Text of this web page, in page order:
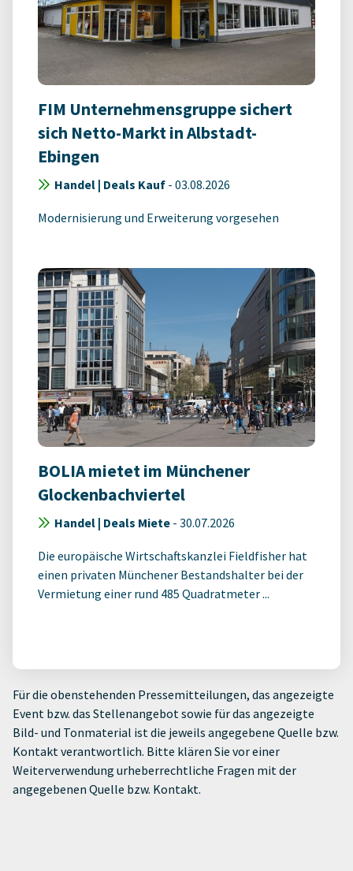
FIM Unternehmensgruppe sichert
sich Netto-Markt in Albstadt-
Ebingen
Handel | Deals Kauf - 03.08.2026
Modernisierung und Erweiterung vorgesehen
BOLIA mietet im Münchener
Glockenbachviertel
Handel | Deals Miete - 30.07.2026
Die europäische Wirtschaftskanzlei Fieldfisher hat
einen privaten Münchener Bestandshalter bei der
Vermietung einer rund 485 Quadratmeter ...
Für die obenstehenden Pressemitteilungen, das angezeigte
Event bzw. das Stellenangebot sowie für das angezeigte
Bild- und Tonmaterial ist die jeweils angegebene Quelle bzw.
Kontakt verantwortlich. Bitte klären Sie vor einer
Weiterverwendung urheberrechtliche Fragen mit der
angegebenen Quelle bzw. Kontakt.